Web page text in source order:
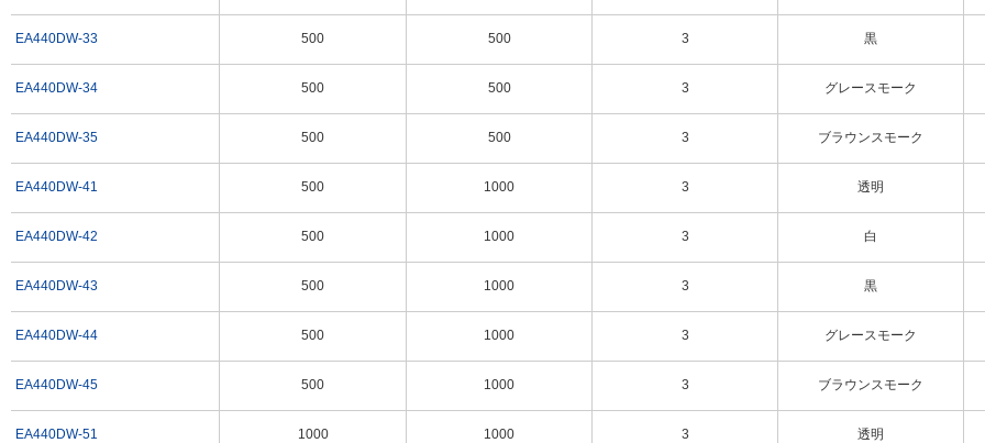
EA440DW-33
EA440DW-34
EA440DW-35
EA440DW-41
EA440DW-42
EA440DW-43
EA440DW-44
EA440DW-45
EA440DW-51
500 500 3 黒
500 500 3 グレースモーク
500 500 3 ブラウンスモーク
500 1000 3 透明
500 1000 3 白
500 1000 3 黒
500 1000 3 グレースモーク
500 1000 3 ブラウンスモーク
1000 1000 3 透明